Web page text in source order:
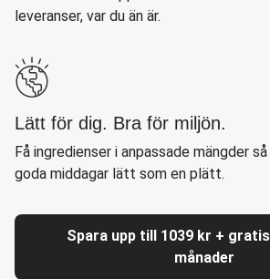
leveranser, var du än är.
Lätt för dig. Bra för miljön.
Få ingredienser i anpassade mängder
goda middagar lätt som en plätt.
Spara upp till 1039 kr +
månader